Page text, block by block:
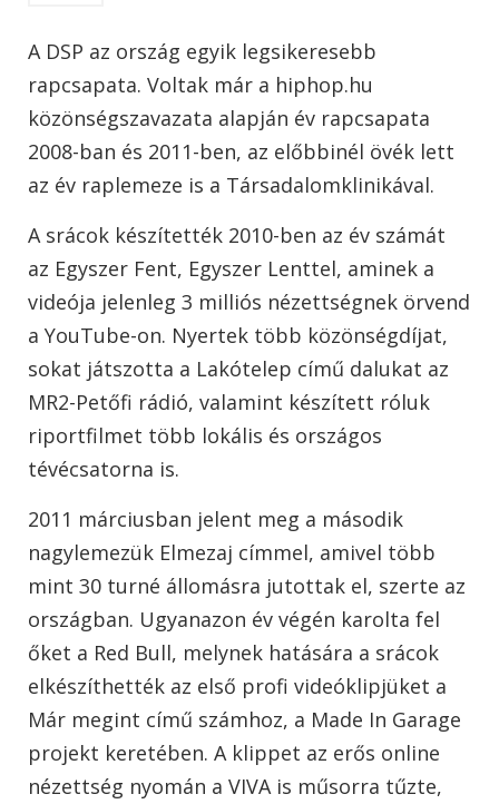
A DSP az ország egyik legsikeresebb
rapcsapata. Voltak már a hiphop.hu
közönségszavazata alapján év rapcsapata
2008-ban és 2011-ben, az előbbinél övék lett
az év raplemeze is a Társadalomklinikával.
A srácok készítették 2010-ben az év számát
az Egyszer Fent, Egyszer Lenttel, aminek a
videója jelenleg 3 milliós nézettségnek örvend
a YouTube-on. Nyertek több közönségdíjat,
sokat játszotta a Lakótelep című dalukat az
MR2-Petőfi rádió, valamint készített róluk
riportfilmet több lokális és országos
tévécsatorna is.
2011 márciusban jelent meg a második
nagylemezük Elmezaj címmel, amivel több
mint 30 turné állomásra jutottak el, szerte az
országban. Ugyanazon év végén karolta fel
őket a Red Bull, melynek hatására a srácok
elkészíthették az első profi videóklipjüket a
Már megint című számhoz, a Made In Garage
projekt keretében. A klippet az erős online
nézettség nyomán a VIVA is műsorra tűzte,